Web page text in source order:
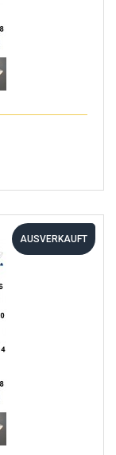
AUSVERKAUFT